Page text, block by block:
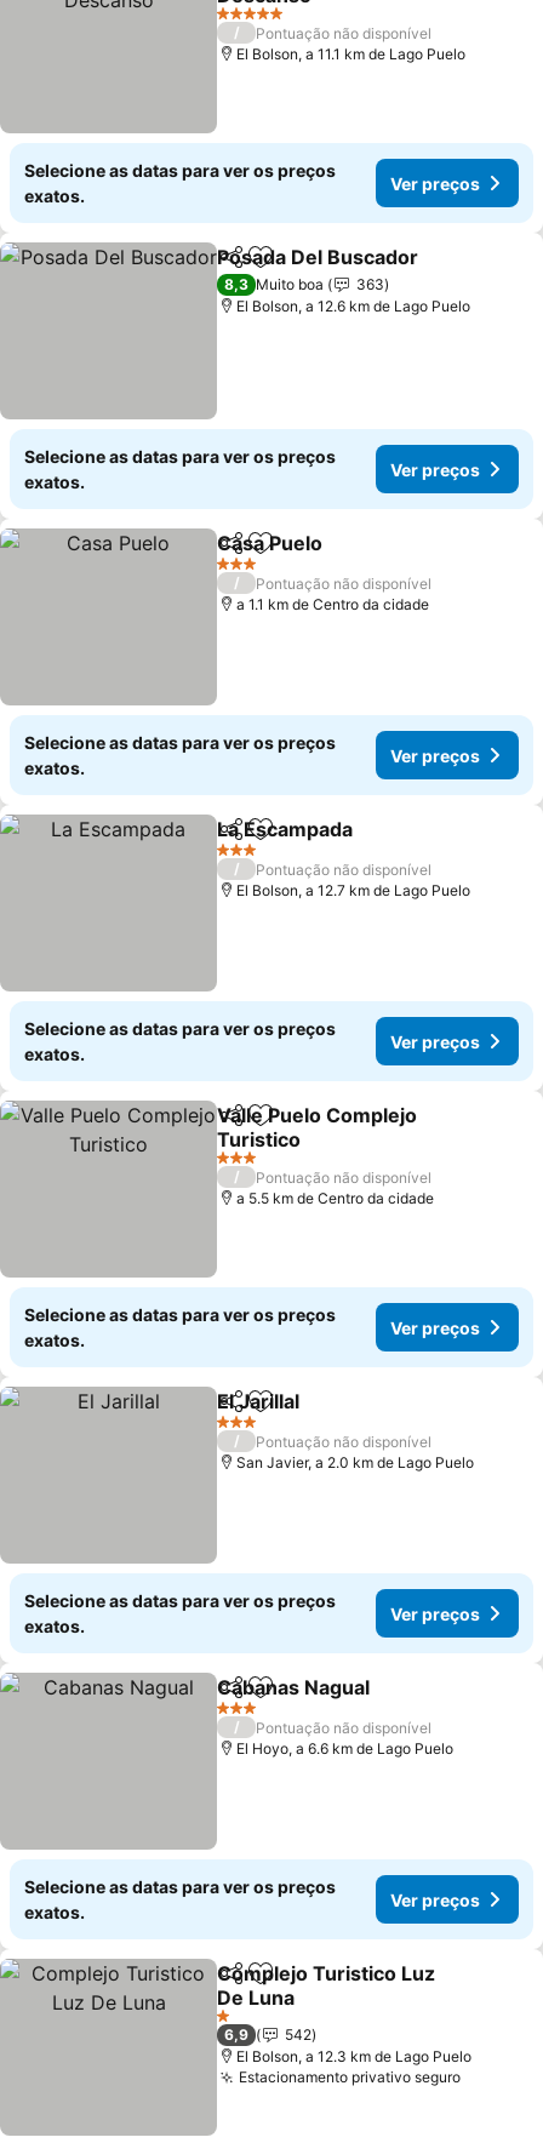
Ver preços
5 Estrelas
/
Pontuação não disponível
El Bolson, a 11.1 km de Lago Puelo
Selecione as datas para ver os preços
exatos.
Ver preços
PartilharAdicionar aos favoritos
Posada Del Buscador
8,3 Muito boa
363
El Bolson, a 12.6 km de Lago Puelo
Selecione as datas para ver os preços
exatos.
Ver preços
PartilharAdicionar aos favoritos
Casa Puelo
3 Estrelas
/
Pontuação não disponível
a 1.1 km de Centro da cidade
Selecione as datas para ver os preços
exatos.
Ver preços
PartilharAdicionar aos favoritos
La Escampada
3 Estrelas
/
Pontuação não disponível
El Bolson, a 12.7 km de Lago Puelo
Selecione as datas para ver os preços
exatos.
Ver preços
PartilharAdicionar aos favoritos
Valle Puelo Complejo
Turistico
Ver preços
3 Estrelas
/
Pontuação não disponível
a 5.5 km de Centro da cidade
Selecione as datas para ver os preços
exatos.
Ver preços
PartilharAdicionar aos favoritos
El Jarillal
3 Estrelas
/
Pontuação não disponível
San Javier, a 2.0 km de Lago Puelo
Selecione as datas para ver os preços
exatos.
Ver preços
PartilharAdicionar aos favoritos
Cabanas Nagual
3 Estrelas
/
Pontuação não disponível
El Hoyo, a 6.6 km de Lago Puelo
Selecione as datas para ver os preços
exatos.
Ver preços
PartilharAdicionar aos favoritos
Complejo Turistico Luz
De Luna
Ver preços
1 Estrelas
6,9
542
El Bolson, a 12.3 km de Lago Puelo
Estacionamento privativo seguroVer